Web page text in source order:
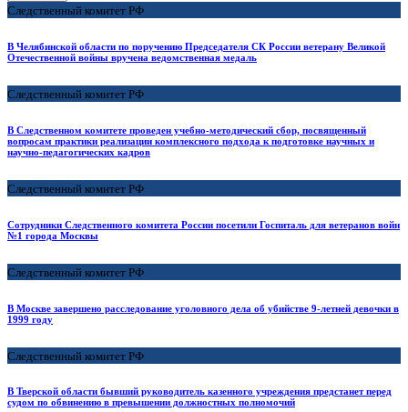
Следственный комитет РФ
В Челябинской области по поручению Председателя СК России ветерану Великой
Отечественной войны вручена ведомственная медаль
Следственный комитет РФ
В Следственном комитете проведен учебно-методический сбор, посвященный
вопросам практики реализации комплексного подхода к подготовке научных и
научно-педагогических кадров
Следственный комитет РФ
Сотрудники Следственного комитета России посетили Госпиталь для ветеранов войн
№1 города Москвы
Следственный комитет РФ
В Москве завершено расследование уголовного дела об убийстве 9-летней девочки в
1999 году
Следственный комитет РФ
В Тверской области бывший руководитель казенного учреждения предстанет перед
судом по обвинению в превышении должностных полномочий